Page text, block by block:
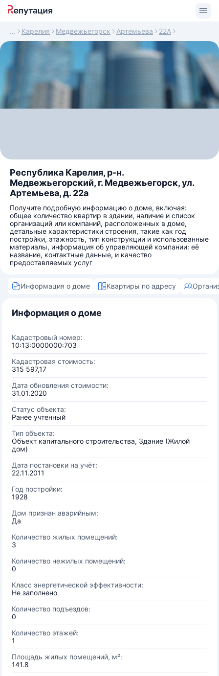
Карелия Медвежьегорск Артемьева 22А
Республика Карелия, р-н.
Медвежьегорский, г. Медвежьегорск, ул.
Артемьева, д. 22а
Получите подробную информацию о доме, включая:
общее количество квартир в здании, наличие и список
организаций или компаний, расположенных в доме,
детальные характеристики строения, такие как год
постройки, этажность, тип конструкции и использованные
материалы, информация об управляющей компании: её
название, контактные данные, и качество
предоставляемых услуг
Информация о доме Квартиры по адресу
Информация о доме
Кадастровый номер:
10:13:0000000:703
Кадастровая стоимость:
315 597,17
Дата обновления стоимости:
31.01.2020
Статус объекта:
Ранее учтенный
Тип объекта:
Объект капитального строительства, Здание (Жилой
дом)
Дата постановки на учёт:
22.11.2011
Год постройки:
1928
Дом признан аварийным:
Да
Количество жилых помещений:
3
Количество нежилых помещений:
0
Класс энергетической эффективности:
Не заполнено
Количество подъездов:
0
Количество этажей:
1
Площадь жилых помещений, м²:
141.8